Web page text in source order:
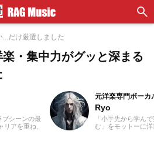
だけ厳選しました
・集中力がグッと深まる
ブシーンの最
リアを重ね、
元洋楽専門ボーカ
Ryo
「小手先から学ん
む」をモットーに